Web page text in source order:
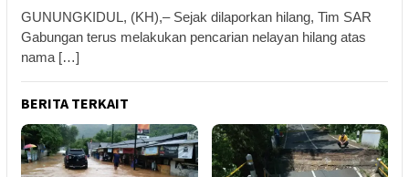
GUNUNGKIDUL, (KH),– Sejak dilaporkan hilang, Tim SAR
Gabungan terus melakukan pencarian nelayan hilang atas
nama […]
BERITA TERKAIT